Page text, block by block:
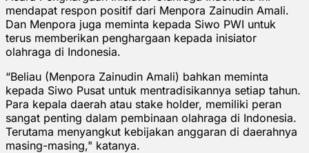
mendapat respon positif dari Menpora Zainudin Amali.
Dan Menpora juga meminta kepada Siwo PWI untuk
terus memberikan penghargaan kepada inisiator
olahraga di Indonesia.
“Beliau (Menpora Zainudin Amali) bahkan meminta
kepada Siwo Pusat untuk mentradisikannya setiap tahun.
Para kepala daerah atau stake holder, memiliki peran
sangat penting dalam pembinaan olahraga di Indonesia.
Terutama menyangkut kebijakan anggaran di daerahnya
masing-masing," katanya.